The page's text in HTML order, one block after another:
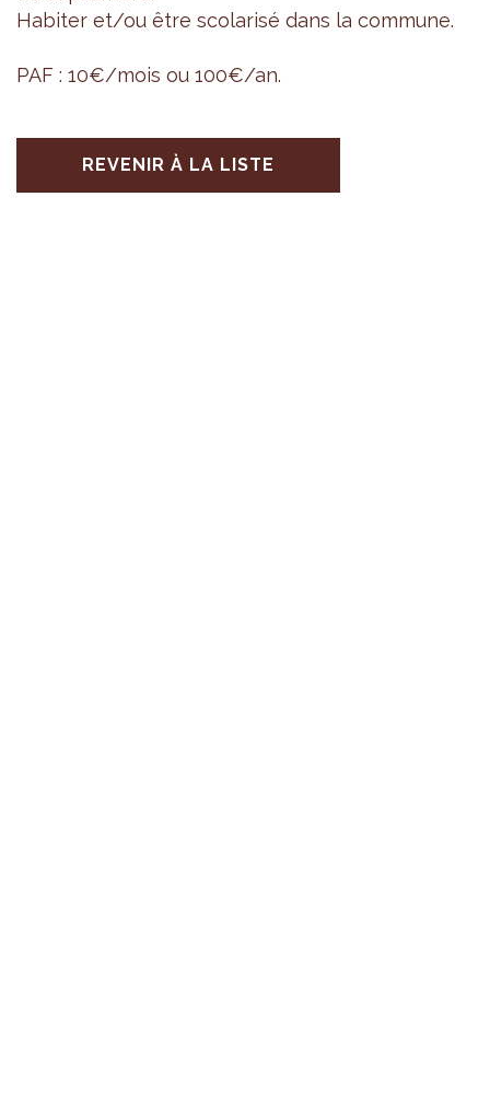
Habi­ter et/ou être sco­la­risé dans la com­mune.
PAF : 10€/mois ou 100€/an.
REVENIR À LA LISTE